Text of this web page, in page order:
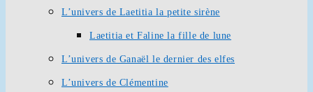
L’univers de Laetitia la petite sirène
Laetitia et Faline la fille de lune
L’univers de Ganaël le dernier des elfes
L’univers de Clémentine